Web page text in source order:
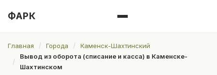
ФАРК
Главная Города
Каменск-Шахтинский
Вывод из оборота (списание и касса) в Каменске-
Шахтинском